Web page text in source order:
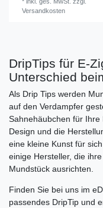
Versandkosten
DripTips für E-
Unterschied
Als Drip Tips werden
auf den Verdampfer
Sahnehäubchen für
Design und die
eine kleine Kunst für
einige Hersteller, die
Mundstück ausrichten.
Finden Sie bei uns im
passendes DripTip und